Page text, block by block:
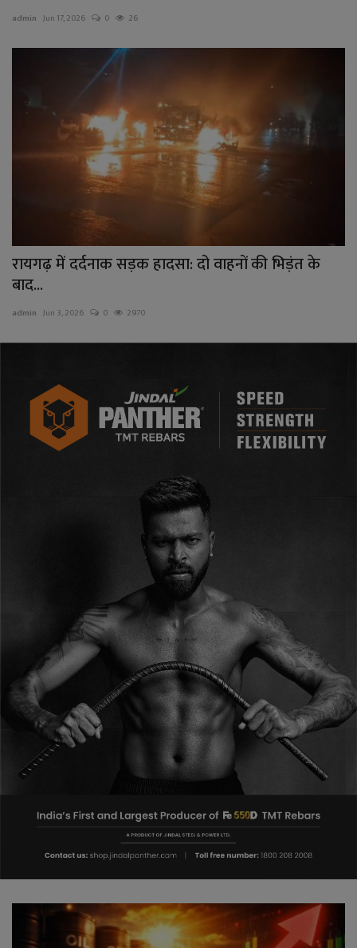
ज्ञान विज्ञान
संपादकीय
धर्म
जोक्स
सोशल मीडिया
admin Jun 17, 2026 0 26
रायगढ़ में दर्दनाक सड़क हादसा: दो वाहनों की भिड़ंत के
बाद...
admin Jun 3, 2026 0 2970